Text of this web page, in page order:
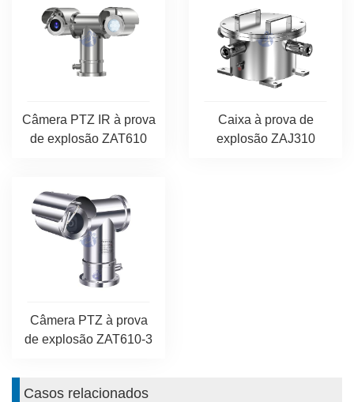
Câmera PTZ IR à prova
de explosão ZAT610
Caixa à prova de
explosão ZAJ310
Câmera PTZ à prova
de explosão ZAT610-3
Casos relacionados